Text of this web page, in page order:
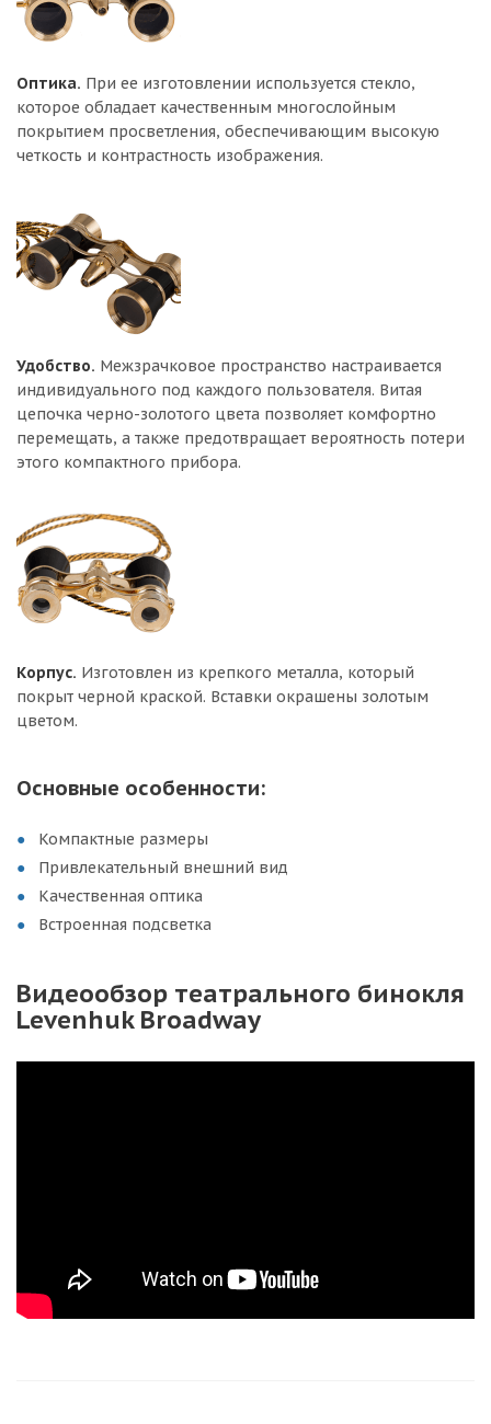
Оптика. При ее изготовлении используется стекло,
которое обладает качественным многослойным
покрытием просветления, обеспечивающим высокую
четкость и контрастность изображения.
Удобство. Межзрачковое пространство настраивается
индивидуального под каждого пользователя. Витая
цепочка черно-золотого цвета позволяет комфортно
перемещать, а также предотвращает вероятность потери
этого компактного прибора.
Корпус. Изготовлен из крепкого металла, который
покрыт черной краской. Вставки окрашены золотым
цветом.
Основные особенности:
Компактные размеры
Привлекательный внешний вид
Качественная оптика
Встроенная подсветка
Видеообзор театрального бинокля
Levenhuk Broadway